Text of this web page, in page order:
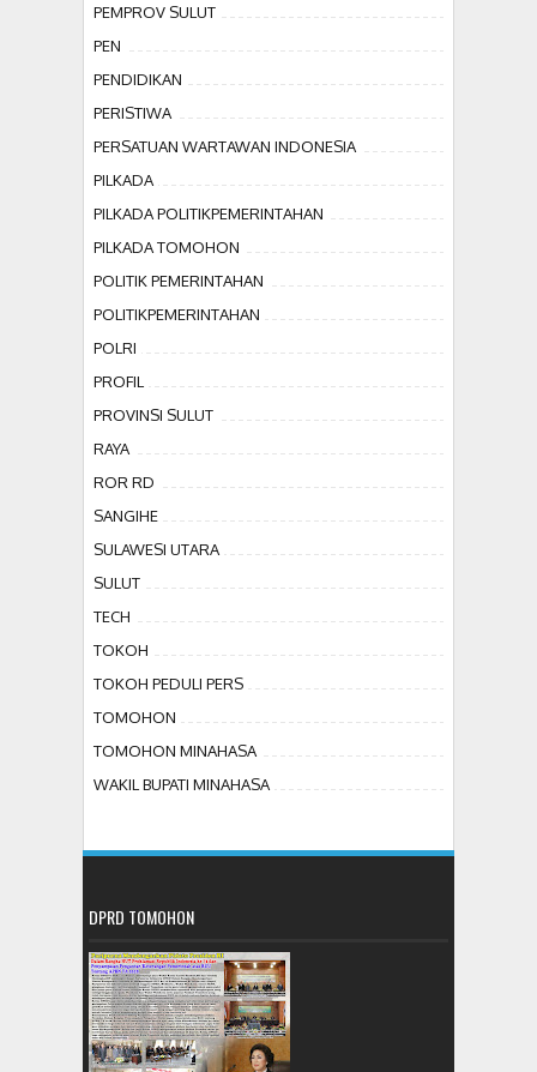
PEMPROV SULUT
PEN
PENDIDIKAN
PERISTIWA
PERSATUAN WARTAWAN INDONESIA
PILKADA
PILKADA POLITIKPEMERINTAHAN
PILKADA TOMOHON
POLITIK PEMERINTAHAN
POLITIKPEMERINTAHAN
POLRI
PROFIL
PROVINSI SULUT
RAYA
ROR RD
SANGIHE
SULAWESI UTARA
SULUT
TECH
TOKOH
TOKOH PEDULI PERS
TOMOHON
TOMOHON MINAHASA
WAKIL BUPATI MINAHASA
DPRD TOMOHON